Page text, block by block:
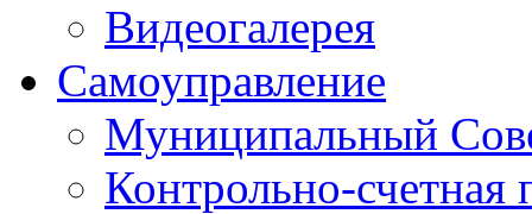
Видеогалерея
Самоуправление
Муниципальный
Контрольно-счетная